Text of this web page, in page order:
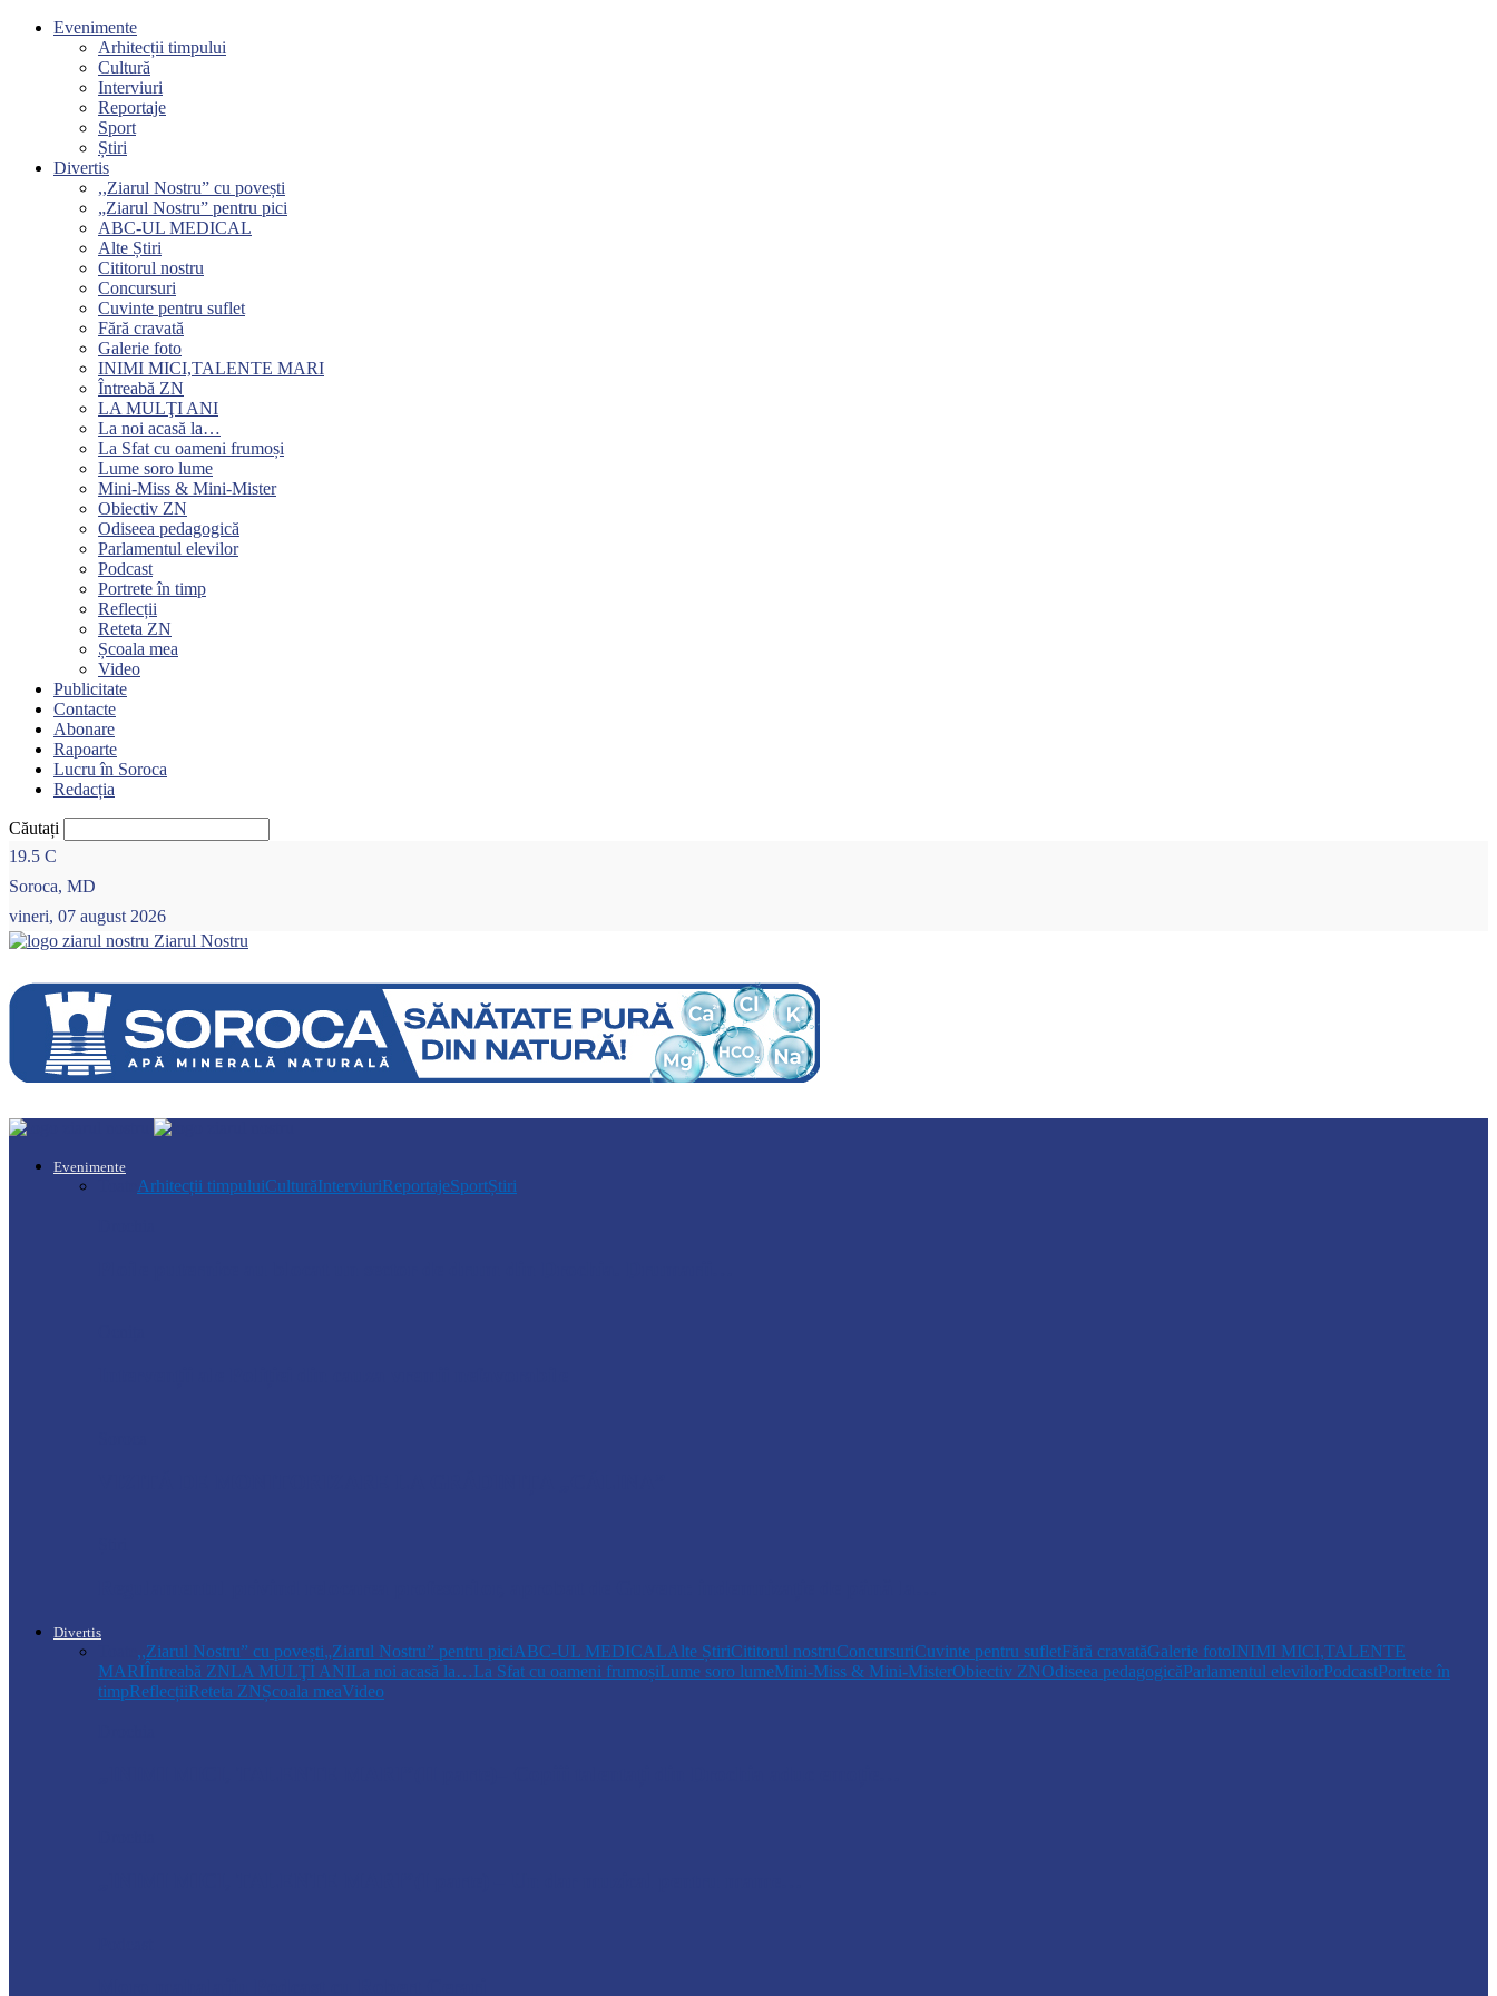
Evenimente
Arhitecții timpului
Cultură
Interviuri
Reportaje
Sport
Știri
Divertis
,,Ziarul Nostru” cu povești
„Ziarul Nostru” pentru pici
ABC-UL MEDICAL
Alte Știri
Cititorul nostru
Concursuri
Cuvinte pentru suflet
Fără cravată
Galerie foto
INIMI MICI,TALENTE MARI
Întreabă ZN
LA MULŢI ANI
La noi acasă la…
La Sfat cu oameni frumoși
Lume soro lume
Mini-Miss & Mini-Mister
Obiectiv ZN
Odiseea pedagogică
Parlamentul elevilor
Podcast
Portrete în timp
Reflecții
Reteta ZN
Școala mea
Video
Publicitate
Contacte
Abonare
Rapoarte
Lucru în Soroca
Redacția
Căutați
19.5 C
Soroca, MD
vineri, 07 august 2026
Ziarul Nostru
Evenimente
Arhitecții timpuluiCulturăInterviuriReportajeSportȘtiri
Divertis
,,Ziarul Nostru” cu povești„Ziarul Nostru” pentru piciABC-UL MEDICALAlte ȘtiriCititorul nostruConcursuriCuvinte pentru sufletFără cravatăGalerie fotoINIMI MICI,TALENTE
MARIÎntreabă ZNLA MULŢI ANILa noi acasă la…La Sfat cu oameni frumoșiLume soro lumeMini-Miss & Mini-MisterObiectiv ZNOdiseea pedagogicăParlamentul elevilorPodcastPortrete în
timpReflecțiiReteta ZNȘcoala meaVideo